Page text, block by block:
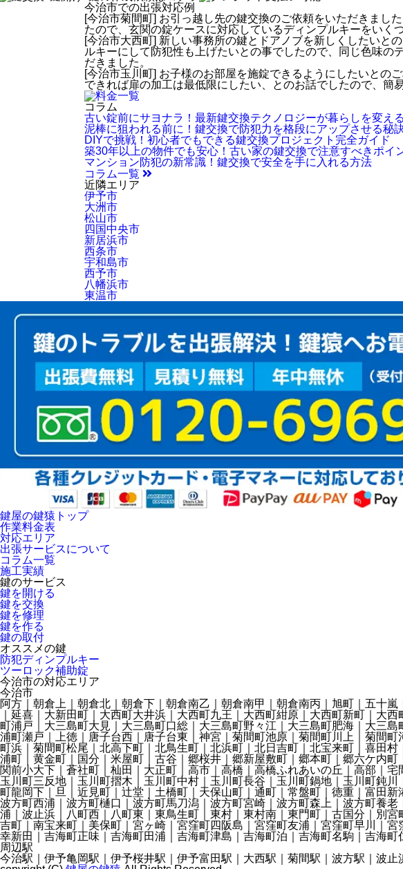
今治市での出張対応例
[今治市菊間町] お引っ越し先の鍵交換のご依頼をいただきまし
たので、玄関の錠ケースに対応しているディンプルキーをいく
[今治市大西町] 新しい事務所の鍵とドアノブを新しくしたいと
ルキーにして防犯性も上げたいとの事でしたので、同じ色味
だきました。
[今治市玉川町] お子様のお部屋を施錠できるようにしたいとの
できれば扉の加工は最低限にしたい、とのお話でしたので、簡
コラム
古い錠前にサヨナラ！最新鍵交換テクノロジーが暮らしを変える
泥棒に狙われる前に！鍵交換で防犯力を格段にアップさせる秘
DIYで挑戦！初心者でもできる鍵交換プロジェクト完全ガイド
築30年以上の物件でも安心！古い家の鍵交換で注意すべきポイ
マンション防犯の新常識！鍵交換で安全を手に入れる方法
コラム一覧
近隣エリア
伊予市
大洲市
松山市
四国中央市
新居浜市
西条市
宇和島市
西予市
八幡浜市
東温市
鍵屋の鍵猿トップ
作業料金表
対応エリア
出張サービスについて
コラム一覧
施工実績
鍵のサービス
鍵を開ける
鍵を交換
鍵を修理
鍵を作る
鍵の取付
オススメの鍵
防犯ディンプルキー
ツーロック補助錠
今治市の対応エリア
今治市
阿方｜朝倉上｜朝倉北｜朝倉下｜朝倉南乙｜朝倉南甲｜朝倉南丙｜旭町｜五十
｜延喜｜大新田町｜大西町大井浜｜大西町九王｜大西町紺原｜大西町新町｜大
町浦戸｜大三島町大見｜大三島町口総｜大三島町野々江｜大三島町肥海｜大三
浦町瀬戸｜上徳｜唐子台西｜唐子台東｜神宮｜菊間町池原｜菊間町川上｜菊間
町浜｜菊間町松尾｜北高下町｜北鳥生町｜北浜町｜北日吉町｜北宝来町｜喜田
浦町｜黄金町｜国分｜米屋町｜古谷｜郷桜井｜郷新屋敷町｜郷本町｜郷六ケ内
関前小大下｜蒼社町｜杣田｜大正町｜高市｜高橋｜高橋ふれあいの丘｜高部｜
玉川町三反地｜玉川町摺木｜玉川町中村｜玉川町長谷｜玉川町鍋地｜玉川町鈍
町龍岡下｜旦｜近見町｜辻堂｜土橋町｜天保山町｜通町｜常盤町｜徳重｜富田
波方町西浦｜波方町樋口｜波方町馬刀潟｜波方町宮崎｜波方町森上｜波方町養
浦｜波止浜｜八町西｜八町東｜東鳥生町｜東村｜東村南｜東門町｜古国分｜別
吉町｜南宝来町｜美保町｜宮ヶ崎｜宮窪町四阪島｜宮窪町友浦｜宮窪町早川｜
幸新田｜吉海町正味｜吉海町田浦｜吉海町津島｜吉海町泊｜吉海町名駒｜吉海
周辺駅
今治駅｜伊予亀岡駅｜伊予桜井駅｜伊予富田駅｜大西駅｜菊間駅｜波方駅｜波止